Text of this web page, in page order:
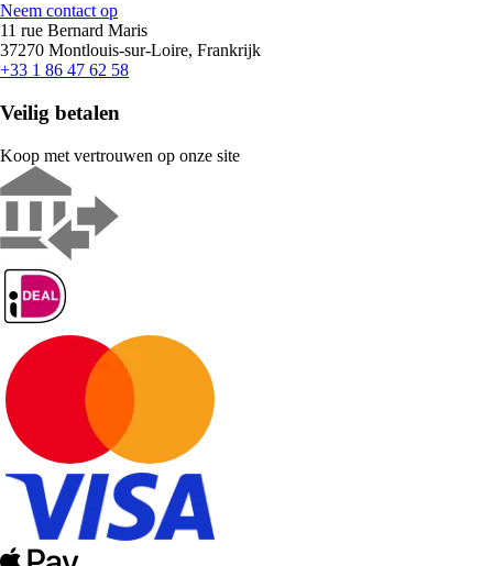
Neem contact op
11 rue Bernard Maris
37270 Montlouis-sur-Loire, Frankrijk
+33 1 86 47 62 58
Veilig betalen
Koop met vertrouwen op onze site